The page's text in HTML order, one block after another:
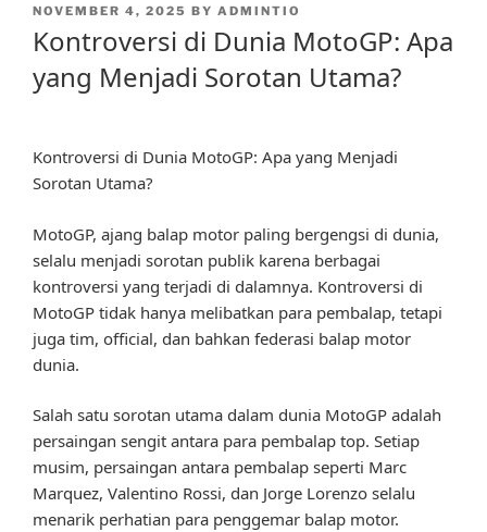
POSTED
NOVEMBER 4, 2025 BY ADMINTIO
Kontroversi di Dunia MotoGP: Apa
yang Menjadi Sorotan Utama?
Kontroversi di Dunia MotoGP: Apa yang Menjadi
Sorotan Utama?
MotoGP, ajang balap motor paling bergengsi di dunia,
selalu menjadi sorotan publik karena berbagai
kontroversi yang terjadi di dalamnya. Kontroversi di
MotoGP tidak hanya melibatkan para pembalap, tetapi
juga tim, official, dan bahkan federasi balap motor
dunia.
Salah satu sorotan utama dalam dunia MotoGP adalah
persaingan sengit antara para pembalap top. Setiap
musim, persaingan antara pembalap seperti Marc
Marquez, Valentino Rossi, dan Jorge Lorenzo selalu
menarik perhatian para penggemar balap motor.